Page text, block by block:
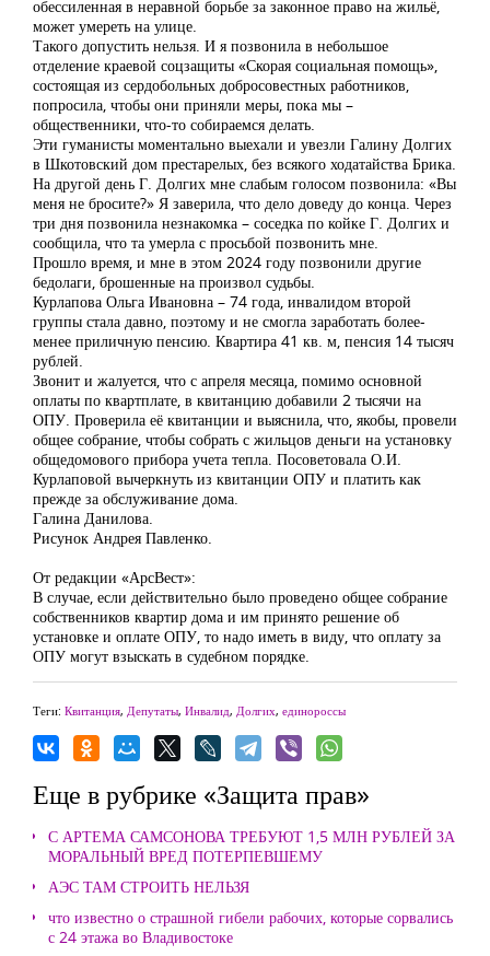
обессиленная в неравной борьбе за законное право на жильё,
может умереть на улице.
Такого допустить нельзя. И я позвонила в небольшое
отделение краевой соцзащиты «Скорая социальная помощь»,
состоящая из сердобольных добросовестных работников,
попросила, чтобы они приняли меры, пока мы –
общественники, что-то собираемся делать.
Эти гуманисты моментально выехали и увезли Галину Долгих
в Шкотовский дом престарелых, без всякого ходатайства Брика.
На другой день Г. Долгих мне слабым голосом позвонила: «Вы
меня не бросите?» Я заверила, что дело доведу до конца. Через
три дня позвонила незнакомка – соседка по койке Г. Долгих и
сообщила, что та умерла с просьбой позвонить мне.
Прошло время, и мне в этом 2024 году позвонили другие
бедолаги, брошенные на произвол судьбы.
Курлапова Ольга Ивановна – 74 года, инвалидом второй
группы стала давно, поэтому и не смогла заработать более-
менее приличную пенсию. Квартира 41 кв. м, пенсия 14 тысяч
рублей.
Звонит и жалуется, что с апреля месяца, помимо основной
оплаты по квартплате, в квитанцию добавили 2 тысячи на
ОПУ. Проверила её квитанции и выяснила, что, якобы, провели
общее собрание, чтобы собрать с жильцов деньги на установку
общедомового прибора учета тепла. Посоветовала О.И.
Курлаповой вычеркнуть из квитанции ОПУ и платить как
прежде за обслуживание дома.
Галина Данилова.
Рисунок Андрея Павленко.
От редакции «АрсВест»:
В случае, если действительно было проведено общее собрание
собственников квартир дома и им принято решение об
установке и оплате ОПУ, то надо иметь в виду, что оплату за
ОПУ могут взыскать в судебном порядке.
Теги: Квитанция, Депутаты, Инвалид, Долгих, единороссы
Еще в рубрике «Защита прав»
С АРТЕМА САМСОНОВА ТРЕБУЮТ 1,5 МЛН РУБЛЕЙ ЗА
МОРАЛЬНЫЙ ВРЕД ПОТЕРПЕВШЕМУ
АЭС ТАМ СТРОИТЬ НЕЛЬЗЯ
что известно о страшной гибели рабочих, которые сорвались
с 24 этажа во Владивостоке